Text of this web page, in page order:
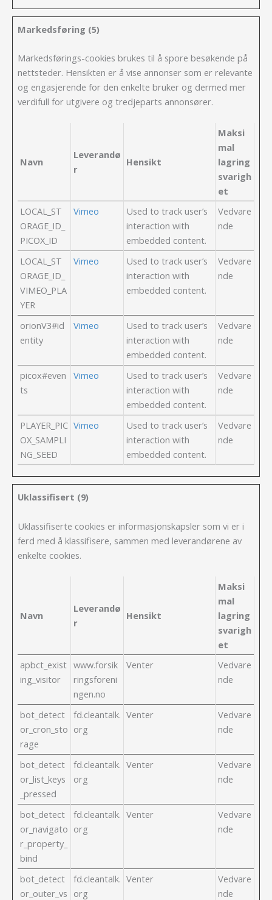
Markedsføring (5)
Markedsførings-cookies brukes til å spore besøkende på
nettsteder. Hensikten er å vise annonser som er relevante
og engasjerende for den enkelte bruker og dermed mer
verdifull for utgivere og tredjeparts annonsører.
Navn
Leverandø
r
Hensikt
Maksi
mal
lagring
svarigh
et
LOCAL_ST
ORAGE_ID_
PICOX_ID
Vimeo
Used to track user’s
interaction with
embedded content.
Vedvare
nde
LOCAL_ST
ORAGE_ID_
VIMEO_PLA
YER
Vimeo
Used to track user’s
interaction with
embedded content.
Vedvare
nde
orionV3#id
entity
Vimeo
Used to track user’s
interaction with
embedded content.
Vedvare
nde
picox#even
ts
Vimeo
Used to track user’s
interaction with
embedded content.
Vedvare
nde
PLAYER_PIC
OX_SAMPLI
NG_SEED
Vimeo
Used to track user’s
interaction with
embedded content.
Vedvare
nde
Uklassifisert (9)
Uklassifiserte cookies er informasjonskapsler som vi er i
ferd med å klassifisere, sammen med leverandørene av
enkelte cookies.
Navn
Leverandø
r
Hensikt
Maksi
mal
lagring
svarigh
et
apbct_exist
ing_visitor
www.forsik
ringsforeni
ngen.no
Venter
Vedvare
nde
bot_detect
or_cron_sto
rage
fd.cleantalk.
org
Venter
Vedvare
nde
bot_detect
or_list_keys
_pressed
fd.cleantalk.
org
Venter
Vedvare
nde
bot_detect
or_navigato
r_property_
bind
fd.cleantalk.
org
Venter
Vedvare
nde
bot_detect
or_outer_vs
fd.cleantalk.
org
Venter
Vedvare
nde